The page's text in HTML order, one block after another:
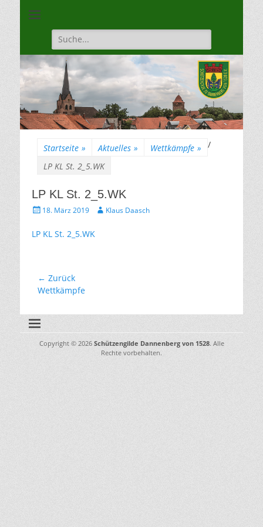
1528
Suche
für:
Startseite » Aktuelles » /
Wettkämpfe »
LP KL St. 2_5.WK
LP KL St. 2_5.WK
Gepostet
18. März 2019 AutorKlaus Daasch
LP KL St. 2_5.WK
Beitragsnavigation
← Zurück
Vorhergehender
Wettkämpfe
Copyright © 2026 Schützengilde Dannenberg von 1528. Alle
Rechte vorbehalten.